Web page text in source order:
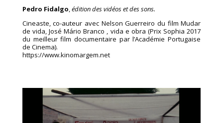
Pedro Fidalgo,édition des vidéos et des sons.
Cineaste, co-auteur avec Nelson Guerreiro du film Mudar
de vida, José Mário Branco , vida e obra (Prix Sophia 2017
du meilleur film documentaire par l’Académie Portugaise
de Cinema).
https://www.kinomargem.net